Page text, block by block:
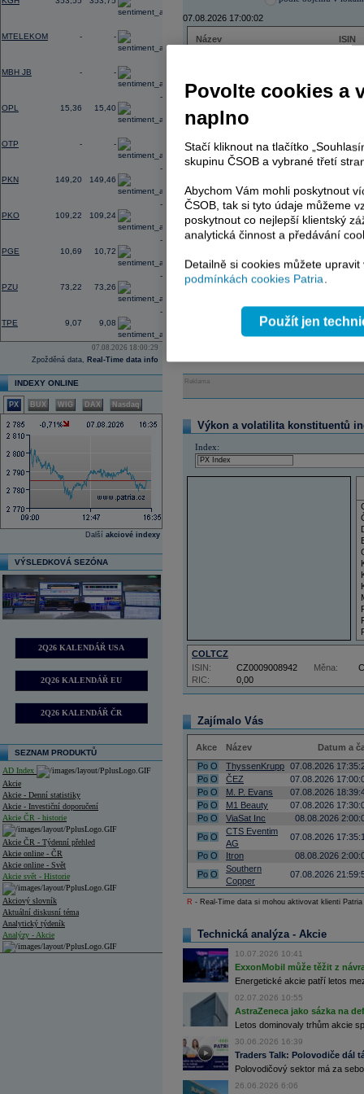
MTELEKOM - -
MBH JB - -
OPL 15,36 15,40
-0,36
OTP - -
PKN 149,20 149,46
-2,38
PKO 109,22 109,24
-0,60
PGE 10,69 10,72
-0,46
PZU 73,22 73,26
-0,22
TPE 9,07 9,08
-1,56
07.08.2026 18:00:29
Zpožděná data, Real-Time data info
INDEXY ONLINE
PX BUX WIG DAX Nasdaq
Další akciové indexy
VÝSLEDKOVÁ SEZÓNA
2Q26 KALENDÁŘ USA
2Q26 KALENDÁŘ EU
2Q26 KALENDÁŘ ČR
SEZNAM PRODUKTŮ
AD Index
Akcie
Akcie - Denní statistiky
Akcie - Investiční doporučení
Akcie ČR - historie
Akcie ČR - Týdenní přehled
Akcie online - ČR
Akcie online - Svět
Akcie svět - Historie
Akciový slovník
Aktuální diskusní téma
Analytický týdeník
Analýzy - Akcie
07.08.2026 17:00:02
Název
ISIN
ERSTE BANK
TMR
AD index - vývoj
Region
Reklama
Výkon a volatilita konstituentů
Index:
COLTCZ
RIC: 0,00
ISIN: CZ0009008942 Měna:
Zajímalo Vás
Akce Název
Datum a
Po O ThyssenKrupp 07.08.2026
Po O ČEZ
07.08.2026
Po O M. P. Evans
07.08.2026
Po O M1 Beauty
07.08.2026
Po O ViaSat Inc
08.08.2026
Po O
CTS Eventim
AG
07.08.2026
Po O Itron
08.08.2026
Po O
Southern
Copper
07.08.2026
R - Real-Time data si mohou aktivovat klienti
Technická analýza - Akcie
10.07.2026 10:41
ExxonMobil může těžit z
Energetické akcie patří letos
02.07.2026 10:55
AstraZeneca jako sázka na
Letos dominovaly trhům akcie
30.06.2026 16:39
Traders Talk: Polovodiče dál
Polovodičový sektor má za
26.06.2026 6:06
Povolte cookies a
naplno
Stačí kliknout na tlačítko
skupinu ČSOB a vybrané třetí
Abychom Vám mohli poskytnout
ČSOB, tak si tyto údaje můžeme
poskytnout co nejlepší klientský
analytická činnost a předávání
Detailně si cookies můžete
podmínkách cookies Patria.
Použít jen